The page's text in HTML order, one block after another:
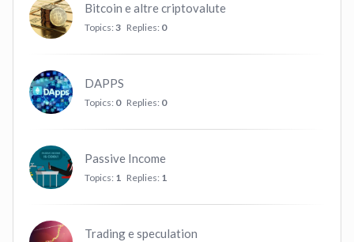
Bitcoin e altre criptovalute
Topics: 3 Replies: 0
DAPPS
Topics: 0 Replies: 0
Passive Income
Topics: 1 Replies: 1
Trading e speculation